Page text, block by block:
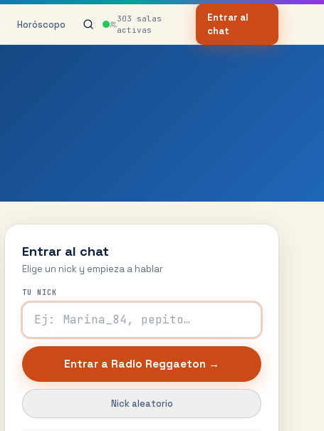
Horóscopo 303 salas
activas
Entrar al
chat
Entrar al chat
Elige un nick y empieza a hablar
TU NICK
Entrar a Radio Reggaeton →
Nick aleatorio